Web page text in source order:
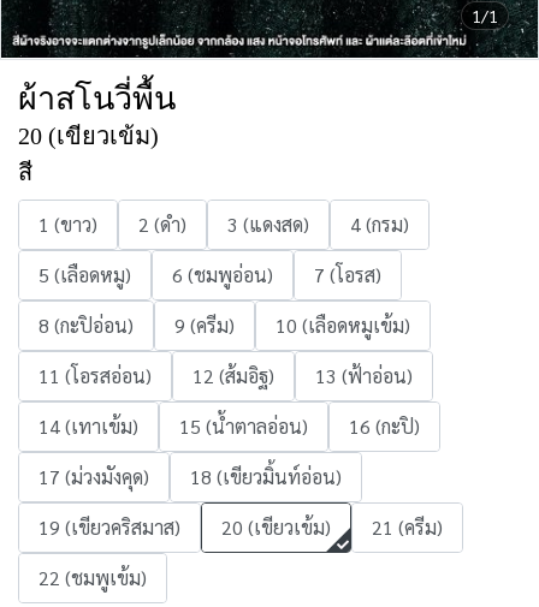
1/1
ผ้าสโนวี่พื้น
20 (เขียวเข้ม)
สี
1 (ขาว) 2 (ดำ) 3 (แดงสด)
4 (กรม)
5 (เลือดหมู)
6 (ชมพูอ่อน)
7 (โอรส)
8 (กะปิอ่อน)
9 (ครีม)
10 (เลือดหมูเข้ม)
11 (โอรสอ่อน)
12 (ส้มอิฐ)
13 (ฟ้าอ่อน)
14 (เทาเข้ม)
15 (น้ำตาลอ่อน)
16 (กะปิ)
17 (ม่วงมังคุด)
18 (เขียวมิ้นท์อ่อน)
19 (เขียวคริสมาส)
20 (เขียวเข้ม)
21 (ครีม)
22 (ชมพูเข้ม)